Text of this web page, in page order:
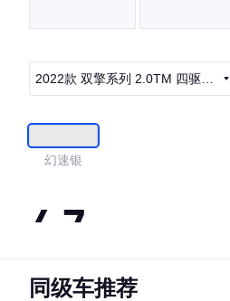
2022款 双擎系列 2.0TM 四驱尊
幻速银
4.7
·外观表现较为优秀，优于50%同级车
同级车推荐